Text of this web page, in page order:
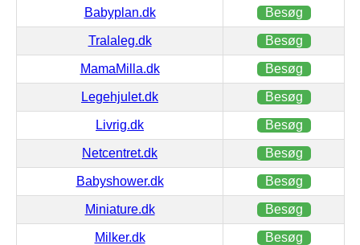
Babyplan.dk Besøg
Tralaleg.dk Besøg
MamaMilla.dk Besøg
Legehjulet.dk Besøg
Livrig.dk Besøg
Netcentret.dk Besøg
Babyshower.dk Besøg
Miniature.dk Besøg
Milker.dk Besøg